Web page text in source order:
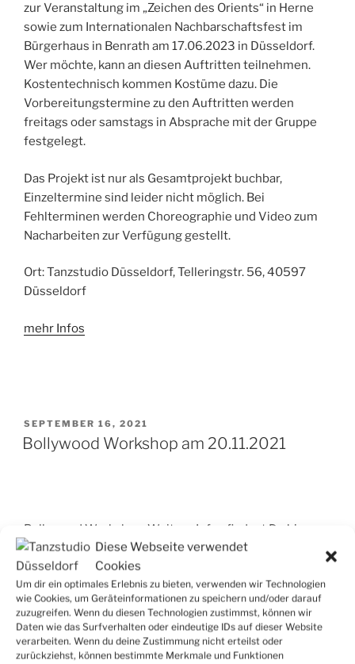
Diese Webseite verwendet
Cookies
Um dir ein optimales Erlebnis zu bieten, verwenden wir Technologien
wie Cookies, um Geräteinformationen zu speichern und/oder darauf
zuzugreifen. Wenn du diesen Technologien zustimmst, können wir
Daten wie das Surfverhalten oder eindeutige IDs auf dieser Website
verarbeiten. Wenn du deine Zustimmung nicht erteilst oder
zurückziehst, können bestimmte Merkmale und Funktionen
zur Veranstaltung im „Zeichen des Orients“ in Herne
sowie zum Internationalen Nachbarschaftsfest im
Bürgerhaus in Benrath am 17.06.2023 in Düsseldorf.
Wer möchte, kann an diesen Auftritten teilnehmen.
Kostentechnisch kommen Kostüme dazu. Die
Vorbereitungstermine zu den Auftritten werden
freitags oder samstags in Absprache mit der Gruppe
festgelegt.
Das Projekt ist nur als Gesamtprojekt buchbar,
Einzeltermine sind leider nicht möglich. Bei
Fehlterminen werden Choreographie und Video zum
Nacharbeiten zur Verfügung gestellt.
Ort: Tanzstudio Düsseldorf, Telleringstr. 56, 40597
Düsseldorf
mehr Infos
VERÖFFENTLICHT
AM
SEPTEMBER 16, 2021
Bollywood Workshop am 20.11.2021
Bollywood Workshop. Weitere Infos findest Du hier
VERÖFFENTLICHT
AM
SEPTEMBER 16, 2021
Kindertanz ab 3 Jahren in Benrath